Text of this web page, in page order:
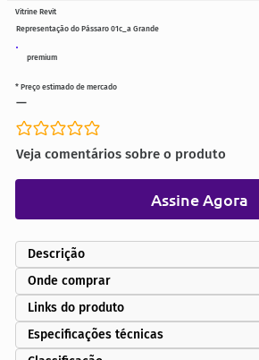
premium
Representação do Pássaro 01c_a Grande
Assine Agora
Ainda sem avaliações
Veja comentários sobre o produto
* Preço estimado de mercado
—
Vitrine Revit
Descrição
Onde comprar
Links do produto
Especificações técnicas